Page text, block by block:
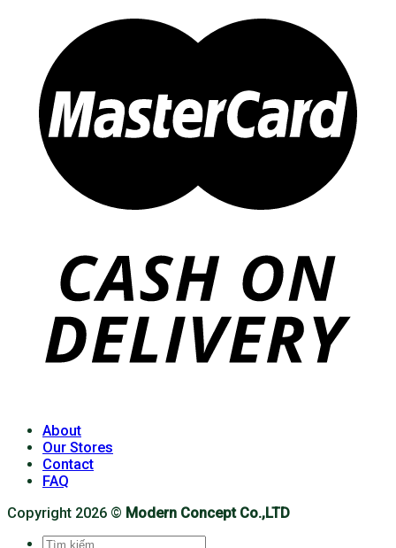
About
Our Stores
Contact
FAQ
Copyright 2026 © Modern Concept Co.,LTD
Tìm